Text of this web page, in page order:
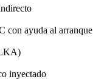
con ayuda al arranque
inyectado